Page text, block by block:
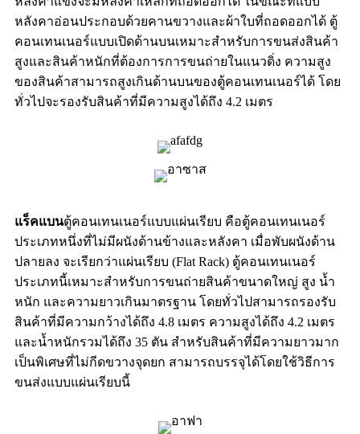
หลังคาอ่อนประกอบด้วยคานขวางและผ้าใบที่ถอดออกได้ ตู้
คอนเทนเนอร์แบบเปิดด้านบนเหมาะสำหรับการขนส่งสินค้า
สูงและสินค้าหนักที่ต้องการการขนถ่ายในแนวดิ่ง ความสูง
ของสินค้าสามารถสูงเกินด้านบนของตู้คอนเทนเนอร์ได้ โดย
ทั่วไปจะรองรับสินค้าที่มีความสูงได้ถึง 4.2 เมตร
แร็คแบนตู้คอนเทนเนอร์แบบแผ่นเรียบ คือตู้คอนเทนเนอร์
ประเภทหนึ่งที่ไม่มีผนังด้านข้างและหลังคา เมื่อพับผนังด้าน
ปลายลง จะเรียกว่าแผ่นเรียบ (Flat Rack) ตู้คอนเทนเนอร์
ประเภทนี้เหมาะสำหรับการขนถ่ายสินค้าขนาดใหญ่ สูง น้ำ
หนัก และความยาวเกินมาตรฐาน โดยทั่วไปสามารถรองรับ
สินค้าที่มีความกว้างได้ถึง 4.8 เมตร ความสูงได้ถึง 4.2 เมตร
และน้ำหนักรวมได้ถึง 35 ตัน สำหรับสินค้าที่มีความยาวมาก
เป็นพิเศษที่ไม่กีดขวางจุดยก สามารถบรรจุได้โดยใช้วิธีการ
ขนส่งแบบแผ่นเรียบนี้